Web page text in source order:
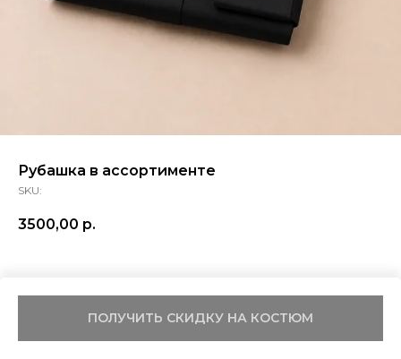
Рубашка в ассортименте
SKU:
3500,00 р.
ПОЛУЧИТЬ СКИДКУ НА КОСТЮМ